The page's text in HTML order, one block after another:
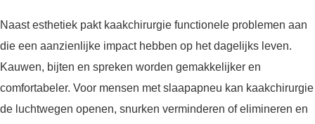
Naast esthetiek pakt kaakchirurgie functionele problemen aan
die een aanzienlijke impact hebben op het dagelijks leven.
Kauwen, bijten en spreken worden gemakkelijker en
comfortabeler. Voor mensen met slaapapneu kan kaakchirurgie
de luchtwegen openen, snurken verminderen of elimineren en